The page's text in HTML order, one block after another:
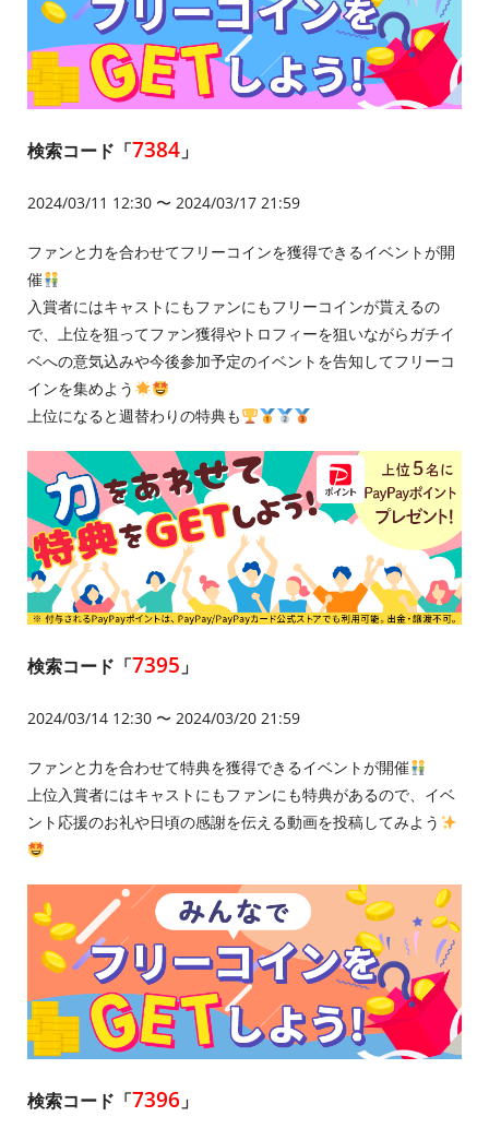
検索コード「7384 」
2024/03/11 12:30 〜 2024/03/17 21:59
ファンと力を合わせてフリーコインを獲得できるイベントが開
催
入賞者にはキャストにもファンにもフリーコインが貰えるの
で、上位を狙ってファン獲得やトロフィーを狙いながらガチイ
ベへの意気込みや今後参加予定のイベントを告知してフリーコ
インを集めよう
上位になると週替わりの特典も
検索コード「7395 」
2024/03/14 12:30 〜 2024/03/20 21:59
ファンと力を合わせて特典を獲得できるイベントが開催
上位入賞者にはキャストにもファンにも特典があるので、イベ
ント応援のお礼や日頃の感謝を伝える動画を投稿してみよう
検索コード「7396 」